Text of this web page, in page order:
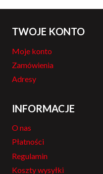
TWOJE KONTO
Moje konto
Zamówienia
Adresy
INFORMACJE
O nas
Płatności
Regulamin
Koszty wysyłki